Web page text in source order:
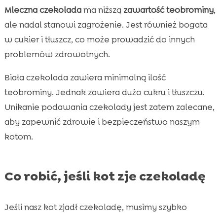
Mleczna czekoladama niższą zawartość teobrominy,
ale nadal stanowi zagrożenie. Jest również bogata
w cukier i tłuszcz, co może prowadzić do innych
problemów zdrowotnych.
Biała czekolada zawiera minimalną ilość
teobrominy. Jednak zawiera dużo cukru i tłuszczu.
Unikanie podawania czekolady jest zatem zalecane,
aby zapewnić zdrowie i bezpieczeństwo naszym
kotom.
Co robić, jeśli kot zje czekoladę
Jeśli nasz kot zjadł czekoladę, musimy szybko